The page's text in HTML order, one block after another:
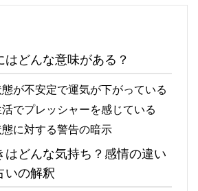
はどんな意味がある？
が不安定で運気が下がっている
活でプレッシャーを感じている
に対する警告の暗示
はどんな気持ち？感情の違い
いの解釈